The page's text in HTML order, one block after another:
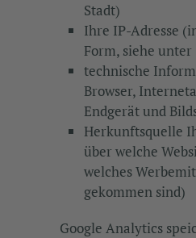
Stadt)
Ihre IP-Adresse
Form, siehe unter
technische
Browser,
Endgerät und
Herkunftsquelle
über welche
welches
gekommen sind)
Google Analytics